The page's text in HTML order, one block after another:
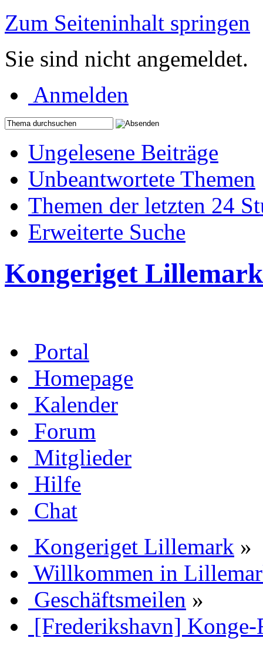
Zum Seiteninhalt springen
Sie sind nicht angemeldet.
Anmelden
Ungelesene Beiträge
Unbeantwortete Themen
Themen der letzten 24
Erweiterte Suche
Kongeriget Lillemark
Portal
Homepage
Kalender
Forum
Mitglieder
Hilfe
Chat
Kongeriget Lillemark »
Willkommen in
Geschäftsmeilen »
[Frederikshavn] Konge-